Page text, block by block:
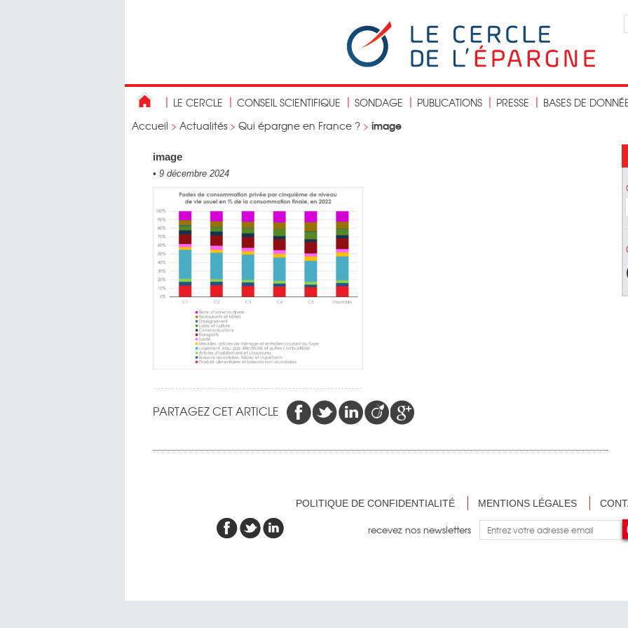
LE CERCLE CONSEIL SCIENTIFIQUE SONDAGE PUBLICATIONS PRESSE
BASES DE
Accueil > Actualités > Qui épargne en France ? > image
image
• 9 décembre 2024
PARTAGEZ CET ARTICLE
POLITIQUE DE CONFIDENTIALITÉ MENTIONS LÉGALES
recevez nos newsletters